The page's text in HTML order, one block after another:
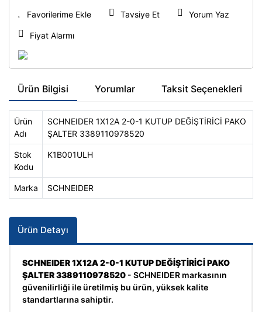
Tavsiye Et Yorum Yaz
Fiyat Alarmı
Ürün Bilgisi Yorumlar Taksit Seçenekleri
Ürün
Adı
SCHNEIDER 1X12A 2-0-1 KUTUP DEĞİŞTİRİCİ PAKO
ŞALTER 3389110978520
Stok
Kodu
K1B001ULH
Marka SCHNEIDER
Ürün Detayı
SCHNEIDER 1X12A 2-0-1 KUTUP DEĞİŞTİRİCİ PAKO
ŞALTER 3389110978520 - SCHNEIDER markasının
güvenilirliği ile üretilmiş bu ürün, yüksek kalite
standartlarına sahiptir.